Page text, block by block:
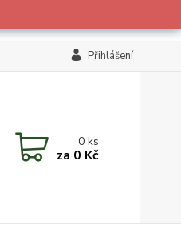
Přihlášení
0ks
za 0 Kč